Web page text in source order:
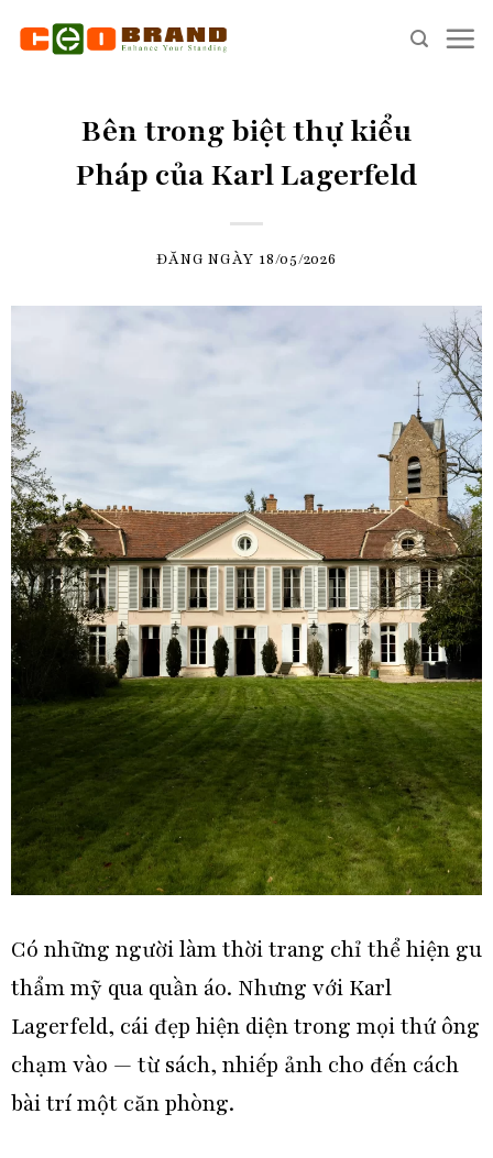
Bên trong biệt thự kiểu
Pháp của Karl Lagerfeld
ĐĂNG NGÀY 18/05/2026
Có những người làm thời trang chỉ thể hiện gu
thẩm mỹ qua quần áo. Nhưng với Karl
Lagerfeld, cái đẹp hiện diện trong mọi thứ ông
chạm vào — từ sách, nhiếp ảnh cho đến cách
bài trí một căn phòng.